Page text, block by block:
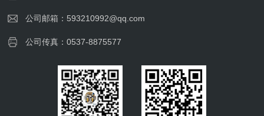
公司邮箱：593210992@qq.com
公司传真：0537-8875577